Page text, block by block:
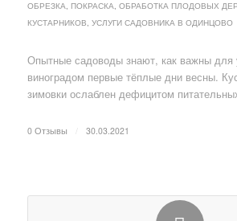
ОБРЕЗКА, ПОКРАСКА, ОБРАБОТКА ПЛОДОВЫХ
КУСТАРНИКОВ УСЛУГИ САДОВНИКА В ОДИНЦОВО
Опытные садоводы знают, как важны для
виноградом первые тёплые дни весны.
зимовки ослаблен дефицитом
0 Отзывы 30.03.2021